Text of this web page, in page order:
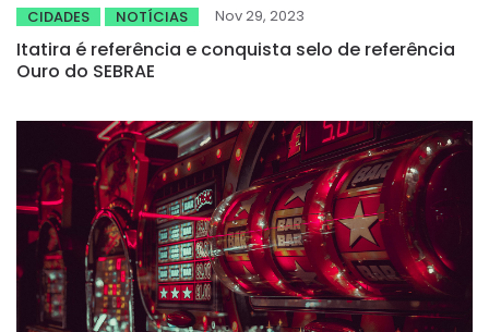
CIDADES NOTÍCIAS Nov 29, 2023
Itatira é referência e conquista selo de referência
Ouro do SEBRAE